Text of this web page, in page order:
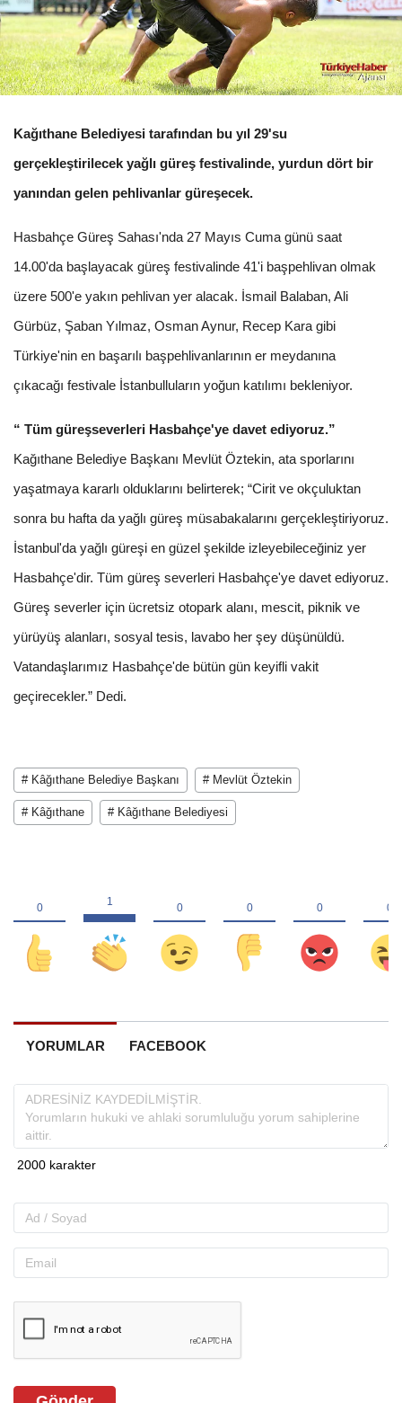
Kağıthane Belediyesi tarafından bu yıl 29'su
gerçekleştirilecek yağlı güreş festivalinde, yurdun dört bir
yanından gelen pehlivanlar güreşecek.
Hasbahçe Güreş Sahası'nda 27 Mayıs Cuma günü saat
14.00'da başlayacak güreş festivalinde 41'i başpehlivan olmak
üzere 500'e yakın pehlivan yer alacak. İsmail Balaban, Ali
Gürbüz, Şaban Yılmaz, Osman Aynur, Recep Kara gibi
Türkiye'nin en başarılı başpehlivanlarının er meydanına
çıkacağı festivale İstanbulluların yoğun katılımı bekleniyor.
“ Tüm güreşseverleri Hasbahçe'ye davet ediyoruz.”
Kağıthane Belediye Başkanı Mevlüt Öztekin, ata sporlarını
yaşatmaya kararlı olduklarını belirterek; “Cirit ve okçuluktan
sonra bu hafta da yağlı güreş müsabakalarını gerçekleştiriyoruz.
İstanbul'da yağlı güreşi en güzel şekilde izleyebileceğiniz yer
Hasbahçe'dir. Tüm güreş severleri Hasbahçe'ye davet ediyoruz.
Güreş severler için ücretsiz otopark alanı, mescit, piknik ve
yürüyüş alanları, sosyal tesis, lavabo her şey düşünüldü.
Vatandaşlarımız Hasbahçe'de bütün gün keyifli vakit
geçirecekler.” Dedi.
# Kâğıthane Belediye Başkanı # Mevlüt Öztekin
# Kâğıthane # Kâğıthane Belediyesi
YORUMLAR FACEBOOK